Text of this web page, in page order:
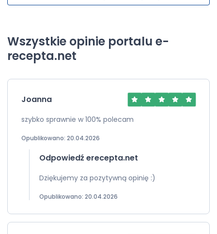
Wszystkie opinie portalu e-
recepta.net
Joanna
szybko sprawnie w 100% polecam
Opublikowano: 20.04.2026
Odpowiedź erecepta.net
Dziękujemy za pozytywną opinię :)
Opublikowano: 20.04.2026